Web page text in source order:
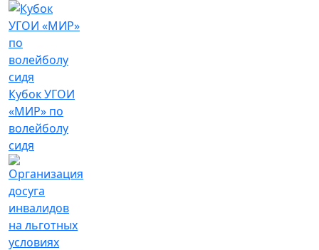
Кубок УГОИ
«МИР» по
волейболу
сидя